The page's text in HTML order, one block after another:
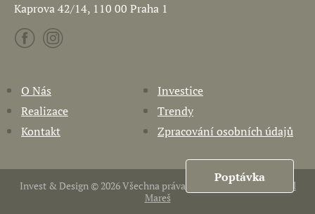
Kaprova 42/14, 110 00 Praha 1
O Nás
Investice
Realizace
Trendy
Kontakt
Zpracování osobních údajů
Invest & Design © 2026 Všechna práva vyhrazena. Vytvořil
Pavel
Mareš
Poptávka